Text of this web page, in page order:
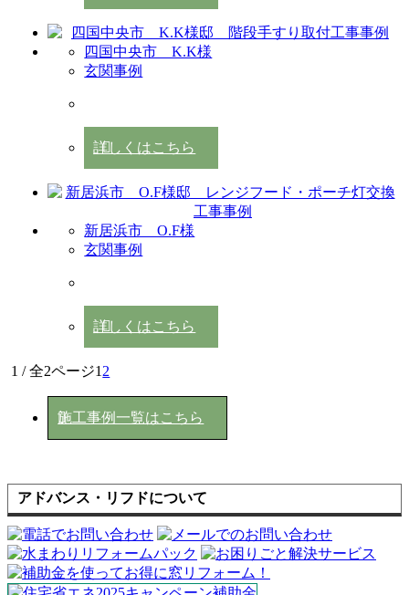
四国中央市 K.K様
玄関事例
詳しくはこちら
新居浜市 O.F様
玄関事例
詳しくはこちら
1 / 全2ページ12
施工事例一覧はこちら
アドバンス・リフドについて